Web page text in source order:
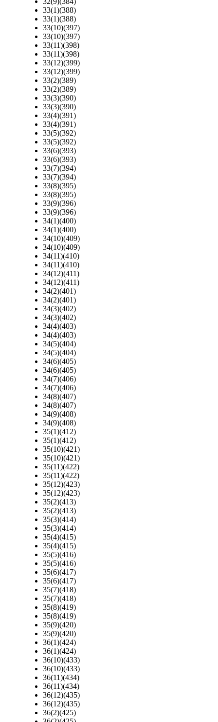
33(1)(388)
33(1)(388)
33(10)(397)
33(10)(397)
33(11)(398)
33(11)(398)
33(12)(399)
33(12)(399)
33(2)(389)
33(2)(389)
33(3)(390)
33(3)(390)
33(4)(391)
33(4)(391)
33(5)(392)
33(5)(392)
33(6)(393)
33(6)(393)
33(7)(394)
33(7)(394)
33(8)(395)
33(8)(395)
33(9)(396)
33(9)(396)
34(1)(400)
34(1)(400)
34(10)(409)
34(10)(409)
34(11)(410)
34(11)(410)
34(12)(411)
34(12)(411)
34(2)(401)
34(2)(401)
34(3)(402)
34(3)(402)
34(4)(403)
34(4)(403)
34(5)(404)
34(5)(404)
34(6)(405)
34(6)(405)
34(7)(406)
34(7)(406)
34(8)(407)
34(8)(407)
34(9)(408)
34(9)(408)
35(1)(412)
35(1)(412)
35(10)(421)
35(10)(421)
35(11)(422)
35(11)(422)
35(12)(423)
35(12)(423)
35(2)(413)
35(2)(413)
35(3)(414)
35(3)(414)
35(4)(415)
35(4)(415)
35(5)(416)
35(5)(416)
35(6)(417)
35(6)(417)
35(7)(418)
35(7)(418)
35(8)(419)
35(8)(419)
35(9)(420)
35(9)(420)
36(1)(424)
36(1)(424)
36(10)(433)
36(10)(433)
36(11)(434)
36(11)(434)
36(12)(435)
36(12)(435)
36(2)(425)